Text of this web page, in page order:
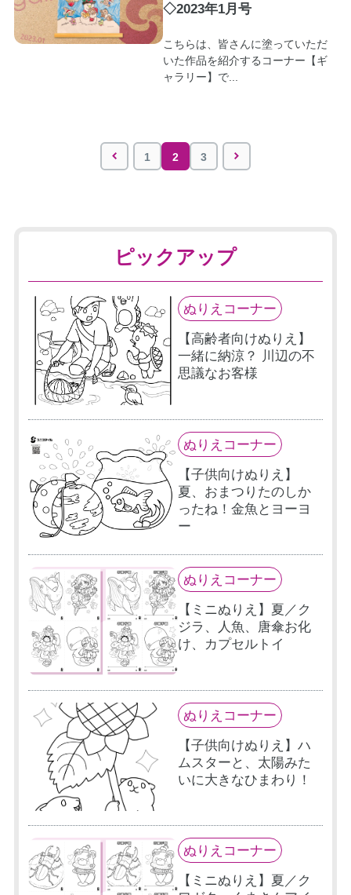
◇2023年1月号
こちらは、皆さんに塗っていただ
いた作品を紹介するコーナー【ギ
ャラリー】で...
1 2 3
ピックアップ
ぬりえコーナー
【高齢者向けぬりえ】
一緒に納涼？ 川辺の不
思議なお客様
ぬりえコーナー
【子供向けぬりえ】
夏、おまつりたのしか
ったね！金魚とヨーヨ
ー
ぬりえコーナー
【ミニぬりえ】夏／ク
ジラ、人魚、唐傘お化
け、カプセルトイ
ぬりえコーナー
【子供向けぬりえ】ハ
ムスターと、太陽みた
いに大きなひまわり！
ぬりえコーナー
【ミニぬりえ】夏／ク